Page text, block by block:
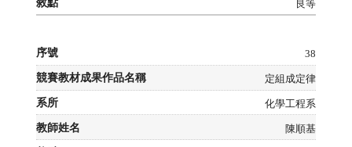
良等
38
定組成定律
化學工程系
陳順基